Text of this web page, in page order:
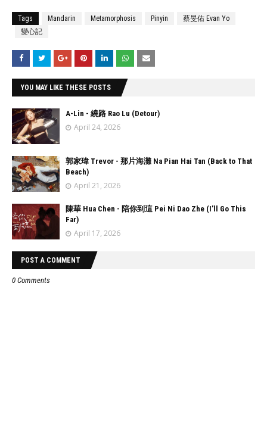
Tags Mandarin Metamorphosis Pinyin
蔡旻佑 Evan Yo
變心記
YOU MAY LIKE THESE POSTS
A-Lin - 繞路 Rao Lu (Detour)
April 24, 2026
郭家瑋 Trevor - 那片海灘 Na Pian Hai Tan (Back to That
Beach)
April 21, 2026
陳華 Hua Chen - 陪你到這 Pei Ni Dao Zhe (I’ll Go This
Far)
April 17, 2026
POST A COMMENT
0 Comments